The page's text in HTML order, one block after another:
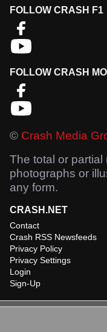
FOLLOW CRASH F1
FOLLOW CRASH
© Crash Media
The total or partial
photographs or
any form.
CRASH.NET
Contact
Crash RSS Newsfeeds
Privacy Policy
Privacy Settings
Login
Sign-Up